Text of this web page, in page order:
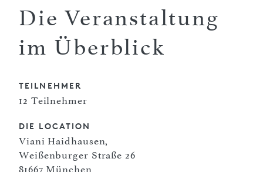
Die Veranstaltung
im Überblick
TEILNEHMER
12 Teilnehmer
DIE LOCATION
Viani Haidhausen,
Weißenburger Straße 26
81667 München